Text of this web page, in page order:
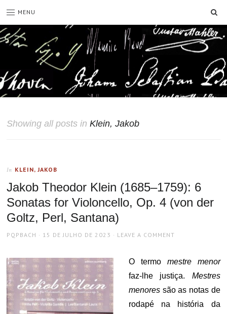
MENU
Showing all posts inKlein, Jakob
In KLEIN, JAKOB
Jakob Theodor Klein (1685–1759): 6
Sonatas for Violoncello, Op. 4 (von der
Goltz, Perl, Santana)
AUTHOR
PQPBACH
POSTED
15 DE JULHO DE 2023 LEAVE A COMMENT
O termo mestre menor
faz-lhe justiça. Mestres
menores são as notas de
rodapé na história da